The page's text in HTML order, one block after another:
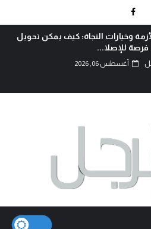
وخيارات النجاة: كيف يمكن تحويل
فرصة للإصلا...
أغسطس 06, 2026